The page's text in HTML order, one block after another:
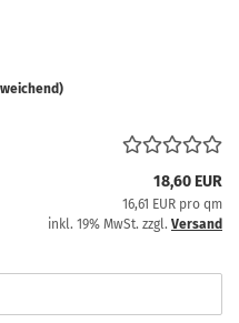
18,60 EUR
16,61 EUR pro qm
inkl. 19% MwSt. zzgl. Versand